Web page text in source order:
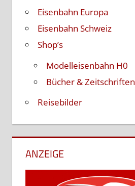
Eisenbahn Europa
Eisenbahn Schweiz
Shop’s
Modelleisenbahn H0
Bücher & Zeitschriften
Reisebilder
ANZEIGE